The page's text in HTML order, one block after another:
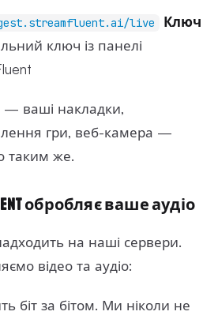
live
Ключ
ключ із панелі
— ваші накладки,
гри, веб-камера —
таким же.
обробляє ваше аудіо
на наші сервери.
відео та аудіо:
біт за бітом. Ми ніколи не